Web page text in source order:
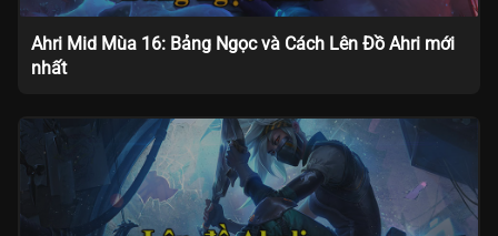
Ahri Mid Mùa 16: Bảng Ngọc và Cách Lên Đồ Ahri mới
nhất